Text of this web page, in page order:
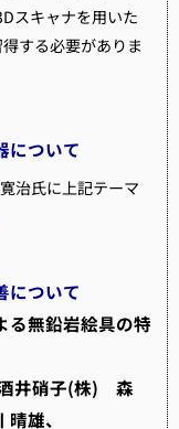
スキャナを用いた
する必要がありま
について
治氏に上記テーマ
について
無鉛岩絵具の特
硝子(株) 森
晴雄、